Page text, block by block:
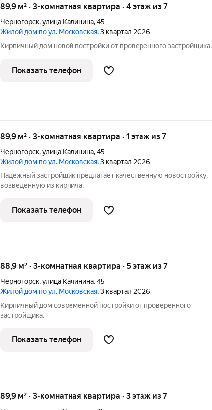
89,9 м² · 3-комнатная квартира · 4 этаж из 7
Черногорск,улица Калинина,45
Жилой дом по ул. Московская, 3 квартал 2026
Кирпичный дом новой постройки от проверенного застройщика.
Показать телефон
89,9 м² · 3-комнатная квартира · 1 этаж из 7
Черногорск,улица Калинина,45
Жилой дом по ул. Московская, 3 квартал 2026
Надежный застройщик предлагает качественную новостройку,
возведённую из кирпича.
Показать телефон
88,9 м² · 3-комнатная квартира · 5 этаж из 7
Черногорск,улица Калинина,45
Жилой дом по ул. Московская, 3 квартал 2026
Кирпичный дом современной постройки от проверенного
застройщика.
Показать телефон
89,9 м² · 3-комнатная квартира · 3 этаж из 7